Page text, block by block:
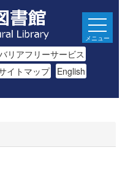
リアフリーサービス
イトマップ English
メニュー